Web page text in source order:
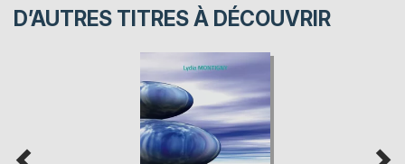
D’AUTRES TITRES À DÉCOUVRIR